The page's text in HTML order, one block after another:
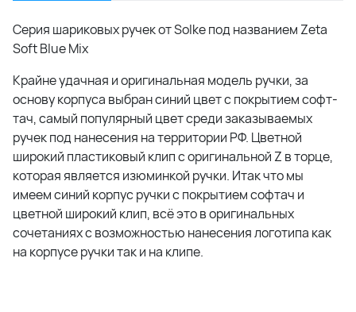
Серия шариковых ручек от Solke под названием Zeta
Soft Blue Mix
Крайне удачная и оригинальная модель ручки, за
основу корпуса выбран синий цвет с покрытием софт-
тач, самый популярный цвет среди заказываемых
ручек под нанесения на территории РФ. Цветной
широкий пластиковый клип с оригинальной Z в торце,
которая является изюминкой ручки. Итак что мы
имеем синий корпус ручки с покрытием софтач и
цветной широкий клип, всё это в оригинальных
сочетаниях с возможностью нанесения логотипа как
на корпусе ручки так и на клипе.